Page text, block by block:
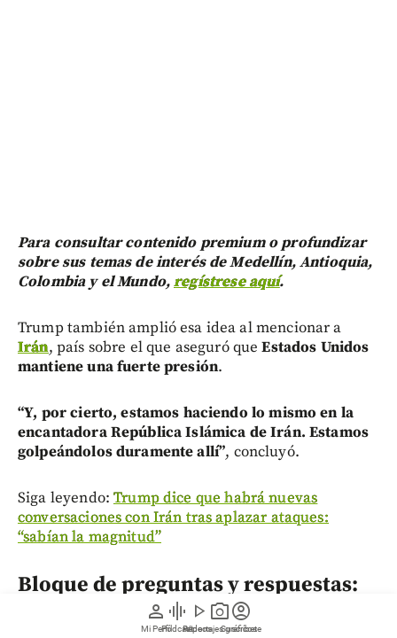
person
Mi Perfil
graphic_eq
Pódcast
play_arrow
Videos
photo_camera
Reportajes gráficos
account_circle
Suscríbete
Para consultar contenido premium o profundizar
sobre sus temas de interés de Medellín, Antioquia,
Colombia y el Mundo,regístrese aquí.
Trump también amplió esa idea al mencionar a
Irán, país sobre el que aseguró queEstados Unidos
mantiene una fuerte presión.
“Y, por cierto, estamos haciendo lo mismo en la
encantadora República Islámica de Irán. Estamos
golpeándolos duramente allí”, concluyó.
Siga leyendo:Trump dice que habrá nuevas
conversaciones con Irán tras aplazar ataques:
“sabían la magnitud”
Bloque de preguntas y respuestas:
Trump utilizó esa expresión para